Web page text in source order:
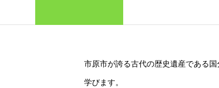
市原市が誇る古代の歴史遺産である
学びます。